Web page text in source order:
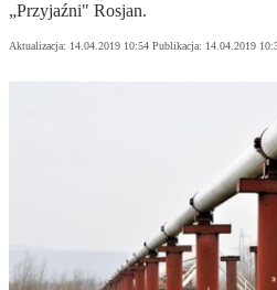
„Przyjaźni" Rosjan.
Aktualizacja: 14.04.2019 10:54 Publikacja: 14.04.2019